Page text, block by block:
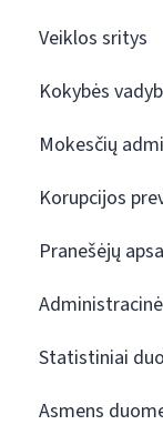
Veiklos sritys
Kokybės
Mokesčių
Korupcijos
Pranešėjų
Statistiniai
Asmens